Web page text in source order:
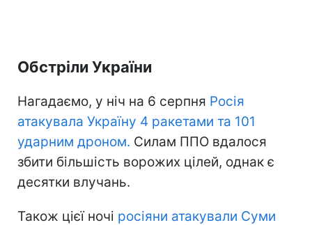
Обстріли України
Нагадаємо, у ніч на 6 серпня Росія
атакувала Україну 4 ракетами та 101
ударним дроном. Силам ППО вдалося
збити більшість ворожих цілей, однак є
десятки влучань.
Також цієї ночі росіяни атакували Суми